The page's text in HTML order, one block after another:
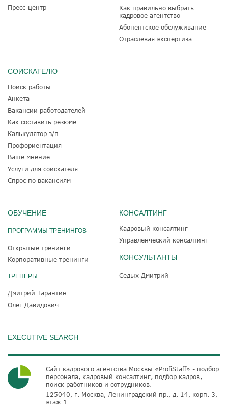
Пресс-центр
Как правильно выбрать
кадровое агентство
Абонентское обслуживание
Отраслевая экспертиза
СОИСКАТЕЛЮ
Поиск работы
Анкета
Вакансии работодателей
Как составить резюме
Калькулятор з/п
Профориентация
Ваше мнение
Услуги для соискателя
Спрос по вакансиям
ОБУЧЕНИЕ
ПРОГРАММЫ ТРЕНИНГОВ
Открытые тренинги
Корпоративные тренинги
ТРЕНЕРЫ
Дмитрий Тарантин
Олег Давидович
КОНСАЛТИНГ
Кадровый консалтинг
Управленческий консалтинг
КОНСУЛЬТАНТЫ
Седых Дмитрий
EXECUTIVE SEARCH
Сайт кадрового агентства Москвы «ProfiStaff» - подбор
персонала, кадровый консалтинг, подбор кадров,
поиск работников и сотрудников.
125040, г. Москва, Ленинградский пр., д. 14, корп. 3,
этаж 1